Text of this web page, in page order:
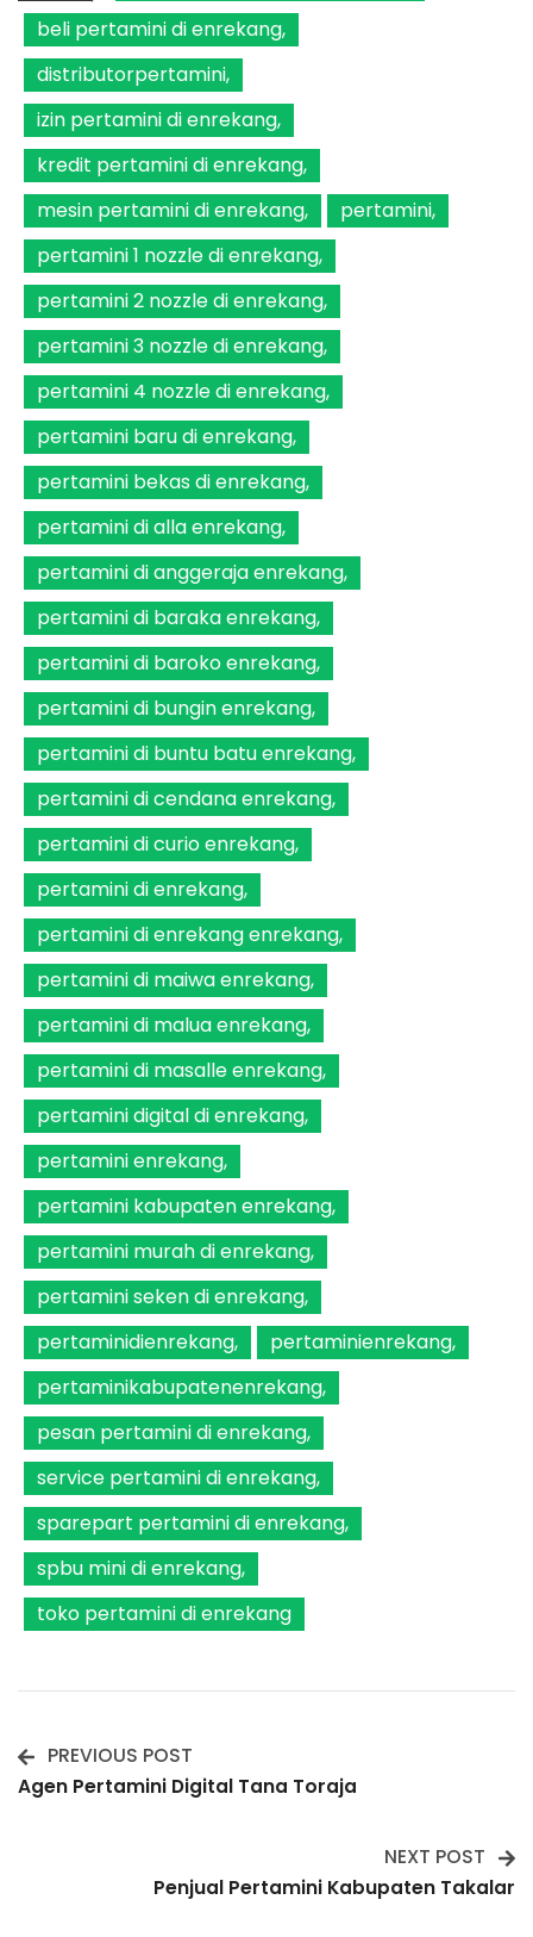
beli pertamini di enrekang
distributorpertamini
izin pertamini di enrekang
kredit pertamini di enrekang
mesin pertamini di enrekang
pertamini
pertamini 1 nozzle di enrekang
pertamini 2 nozzle di enrekang
pertamini 3 nozzle di enrekang
pertamini 4 nozzle di enrekang
pertamini baru di enrekang
pertamini bekas di enrekang
pertamini di alla enrekang
pertamini di anggeraja enrekang
pertamini di baraka enrekang
pertamini di baroko enrekang
pertamini di bungin enrekang
pertamini di buntu batu enrekang
pertamini di cendana enrekang
pertamini di curio enrekang
pertamini di enrekang
pertamini di enrekang enrekang
pertamini di maiwa enrekang
pertamini di malua enrekang
pertamini di masalle enrekang
pertamini digital di enrekang
pertamini enrekang
pertamini kabupaten enrekang
pertamini murah di enrekang
pertamini seken di enrekang
pertaminidienrekang
pertaminienrekang
pertaminikabupatenenrekang
pesan pertamini di enrekang
service pertamini di enrekang
sparepart pertamini di enrekang
spbu mini di enrekang
toko pertamini di enrekang
Post
PREVIOUS POST
Agen Pertamini Digital Tana Toraja
NEXT POST
Penjual Pertamini Kabupaten Takalar